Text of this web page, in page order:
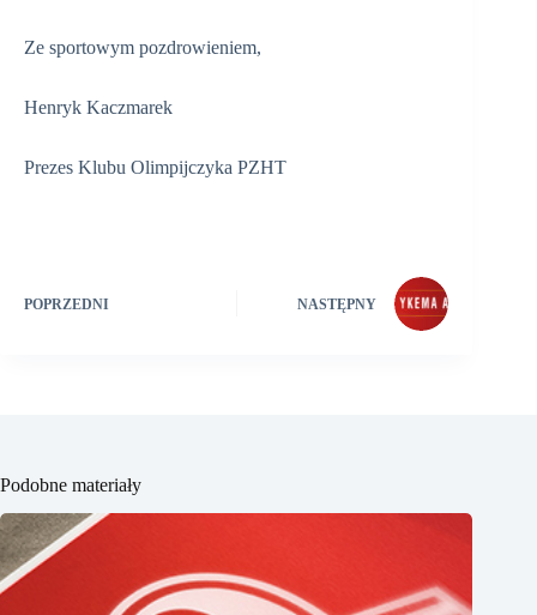
Ze sportowym pozdrowieniem,
Henryk Kaczmarek
Prezes Klubu Olimpijczyka PZHT
POPRZEDNI NASTĘPNY
Podobne materiały